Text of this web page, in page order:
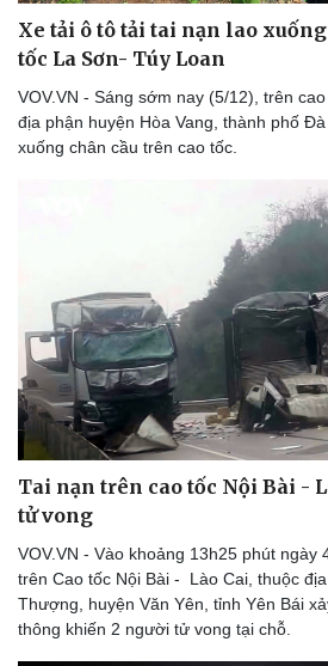
Xe tải ô tô tải tai nạn lao
tốc La Sơn- Túy Loan
VOV.VN - Sáng sớm nay (5/12), trên
địa phận huyện Hòa Vang, thành phố
xuống chân cầu trên cao tốc.
Tai nạn trên cao tốc Nội Bài -
tử vong
VOV.VN - Vào khoảng 13h25 phút ngày
trên Cao tốc Nội Bài - Lào Cai, thuộc
Thượng, huyện Văn Yên, tỉnh Yên Bái
thông khiến 2 người tử vong tại chỗ.